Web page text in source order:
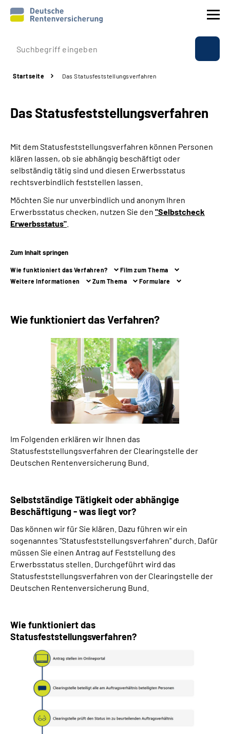
Prävention
Rente
Beratung & Kontakt
Experten
Über uns & Presse
Online-Services
Suche
Language
Leichte Sprache
Mein Kundenportal
Startseite Das Statusfeststellungs­verfahren
Das Statusfeststellungs­verfahren
Mit dem Statusfeststellungsverfahren können Personen
klären lassen, ob sie abhängig beschäftigt oder
selbständig tätig sind und diesen Erwerbsstatus
rechtsverbindlich feststellen lassen.
Möchten Sie nur unverbindlich und anonym Ihren
Erwerbsstatus checken, nutzen Sie den "Selbstcheck
Erwerbsstatus"
Zum Inhalt springen
Wie funktioniert das Verfahren?
Film zum Thema
Weitere Informationen
Zum Thema Formulare
Wie funktioniert das Verfahren?
Im Folgenden erklären wir Ihnen das
Statusfeststellungsverfahren der Clearingstelle der
Deutschen Rentenversicherung Bund.
Selbstständige Tätigkeit oder abhängige
Beschäftigung - was liegt vor?
Das können wir für Sie klären. Dazu führen wir ein
sogenanntes "Statusfeststellungsverfahren" durch. Dafür
müssen Sie einen Antrag auf Feststellung des
Erwerbsstatus stellen. Durchgeführt wird das
Statusfeststellungsverfahren von der Clearingstelle der
Deutschen Rentenversicherung Bund.
Wie funktioniert das
Statusfeststellungsverfahren?